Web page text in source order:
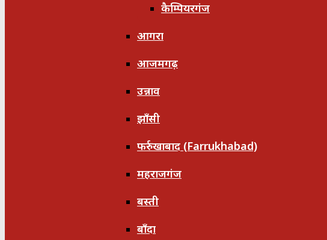
कैम्पियरगंज
आगरा
आजमगढ़
उन्नाव
झाँसी
फर्रुखाबाद (Farrukhabad)
महराजगंज
बस्ती
बाँदा